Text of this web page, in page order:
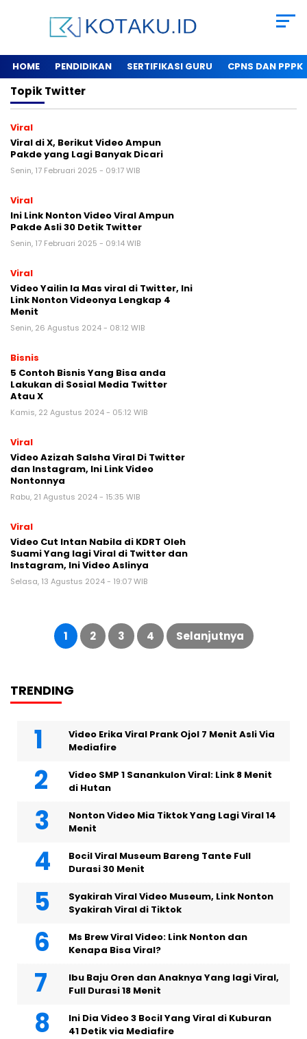
HOME PENDIDIKAN SERTIFIKASI GURU CPNS DAN PPPK
TopikTwitter
Viral
Viral di X, Berikut Video Ampun
Pakde yang Lagi Banyak Dicari
Senin, 17 Februari 2025 - 09:17 WIB
Viral
Ini Link Nonton Video Viral Ampun
Pakde Asli 30 Detik Twitter
Senin, 17 Februari 2025 - 09:14 WIB
Viral
Video Yailin la Mas viral di Twitter, Ini
Link Nonton Videonya Lengkap 4
Menit
Senin, 26 Agustus 2024 - 08:12 WIB
Bisnis
5 Contoh Bisnis Yang Bisa anda
Lakukan di Sosial Media Twitter
Atau X
Kamis, 22 Agustus 2024 - 05:12 WIB
Viral
Video Azizah Salsha Viral Di Twitter
dan Instagram, Ini Link Video
Nontonnya
Rabu, 21 Agustus 2024 - 15:35 WIB
Viral
Video Cut Intan Nabila di KDRT Oleh
Suami Yang lagi Viral di Twitter dan
Instagram, Ini Video Aslinya
Selasa, 13 Agustus 2024 - 19:07 WIB
Paginasi
1 2 3 4 Selanjutnya
TRENDING
Video Erika Viral Prank Ojol 7 Menit Asli Via
Mediafire
Video SMP 1 Sanankulon Viral: Link 8 Menit
di Hutan
Nonton Video Mia Tiktok Yang Lagi Viral 14
Menit
Bocil Viral Museum Bareng Tante Full
Durasi 30 Menit
Syakirah Viral Video Museum, Link Nonton
Syakirah Viral di Tiktok
Ms Brew Viral Video: Link Nonton dan
Kenapa Bisa Viral?
Ibu Baju Oren dan Anaknya Yang lagi Viral,
Full Durasi 18 Menit
Ini Dia Video 3 Bocil Yang Viral di Kuburan
41 Detik via Mediafire